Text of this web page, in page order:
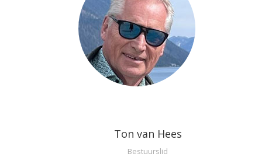
Ton van Hees
Bestuurslid